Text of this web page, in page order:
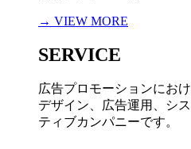
→ VIEW MORE
SERVICE
広告プロモーションにお
デザイン、広告運用、シ
ティブカンパニーです。